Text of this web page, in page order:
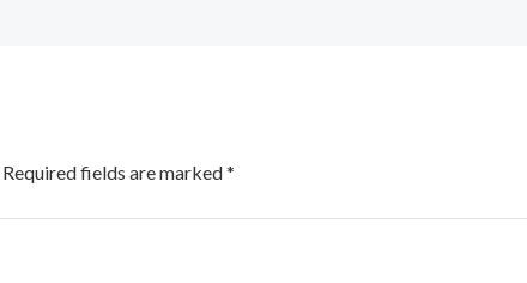
Required fields are marked*